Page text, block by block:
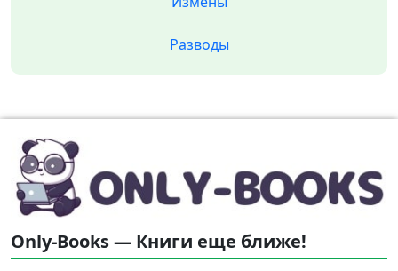
Разводы
Only-Books — Книги еще ближе!